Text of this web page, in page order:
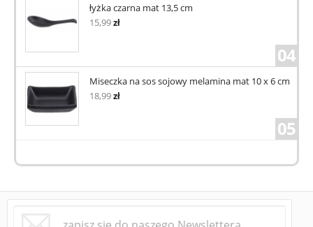
łyżka czarna mat 13,5 cm
15,99zł
04
Miseczka na sos sojowy melamina mat 10 x 6 cm
18,99zł
05